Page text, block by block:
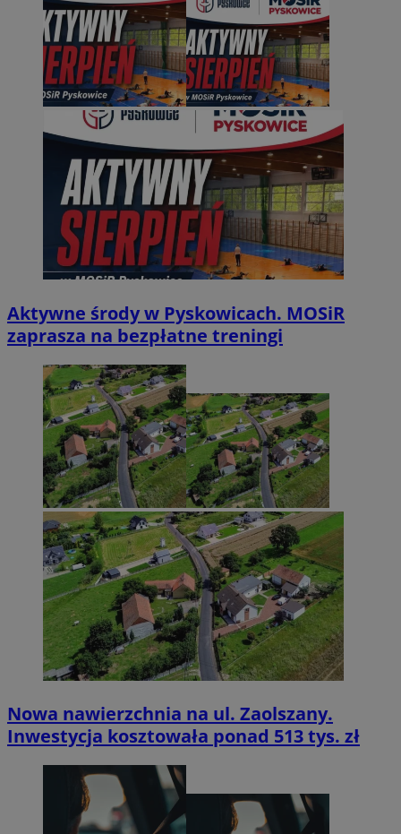
Aktywne środy w Pyskowicach. MOSiR
zaprasza na bezpłatne treningi
Nowa nawierzchnia na ul. Zaolszany.
Inwestycja kosztowała ponad 513 tys. zł